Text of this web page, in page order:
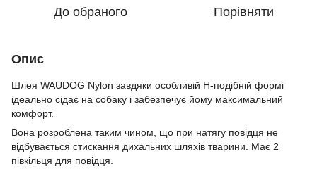
До обраного Порівняти
Опис
Шлея WAUDOG Nylon завдяки особливій Н-подібній формі
ідеально сідає на собаку і забезпечує йому максимальний
комфорт.
Вона розроблена таким чином, що при натягу повідця не
відбувається стискання дихальних шляхів тварини. Має 2
півкільця для повідця.